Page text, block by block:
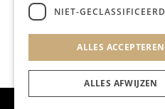
NIET-GECLASSIFICEERD
ALLES ACCEPTEREN
ALLES AFWIJZEN